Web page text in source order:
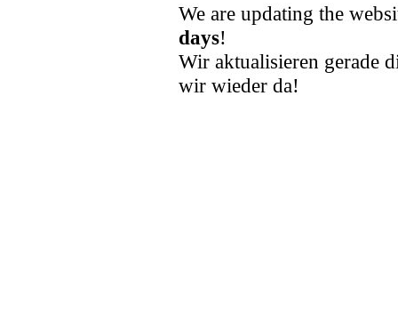
We are updating the
days!
Wir aktualisieren gerade
wir wieder da!